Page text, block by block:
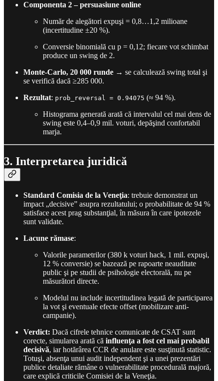
Componenta 2 – persuasiune online
Număr de alegători expuşi = 0,8…1,2 milioane
(incertitudine ±20 %).
Conversie binomială cu p = 0,12; fiecare vot schimbat
produce un swing de 2.
Monte-Carlo, 20 000 runde → se calculează swing total şi
se verifică dacă ≥285 000.
Rezultat: prob_reversal = 0.94075 (≈ 94 %).
Histograma generată arată că intervalul cel mai dens de
swing este 0,4–0,9 mil. voturi, depăşind confortabil
marja.
3. Interpretarea juridică
Standard Comisia de la Veneţia: trebuie demonstrat un
impact „decisive” asupra rezultatului; o probabilitate de 94 %
satisface acest prag substanţial, în măsura în care ipotezele
sunt validate.
Lacune rămase:
Valorile parametrilor (380 k voturi hack, 1 mil. expuşi,
12 % conversie) se bazează pe rapoarte neauditate
public şi pe studii de psihologie electorală, nu pe
măsurători directe.
Modelul nu include incertitudinea legată de participarea
la vot şi eventuale efecte offset (mobilizare anti-
campanie).
Verdict: Dacă cifrele tehnice comunicate de CSAT sunt
corecte, simularea arată că influenţa a fost cel mai probabil
decisivă, iar hotărârea CCR de anulare este susţinută statistic.
Totuşi, absenţa unui audit independent şi a unei prezentări
publice detaliate rămâne o vulnerabilitate procedurală majoră,
care explică criticile Comisiei de la Veneţia.